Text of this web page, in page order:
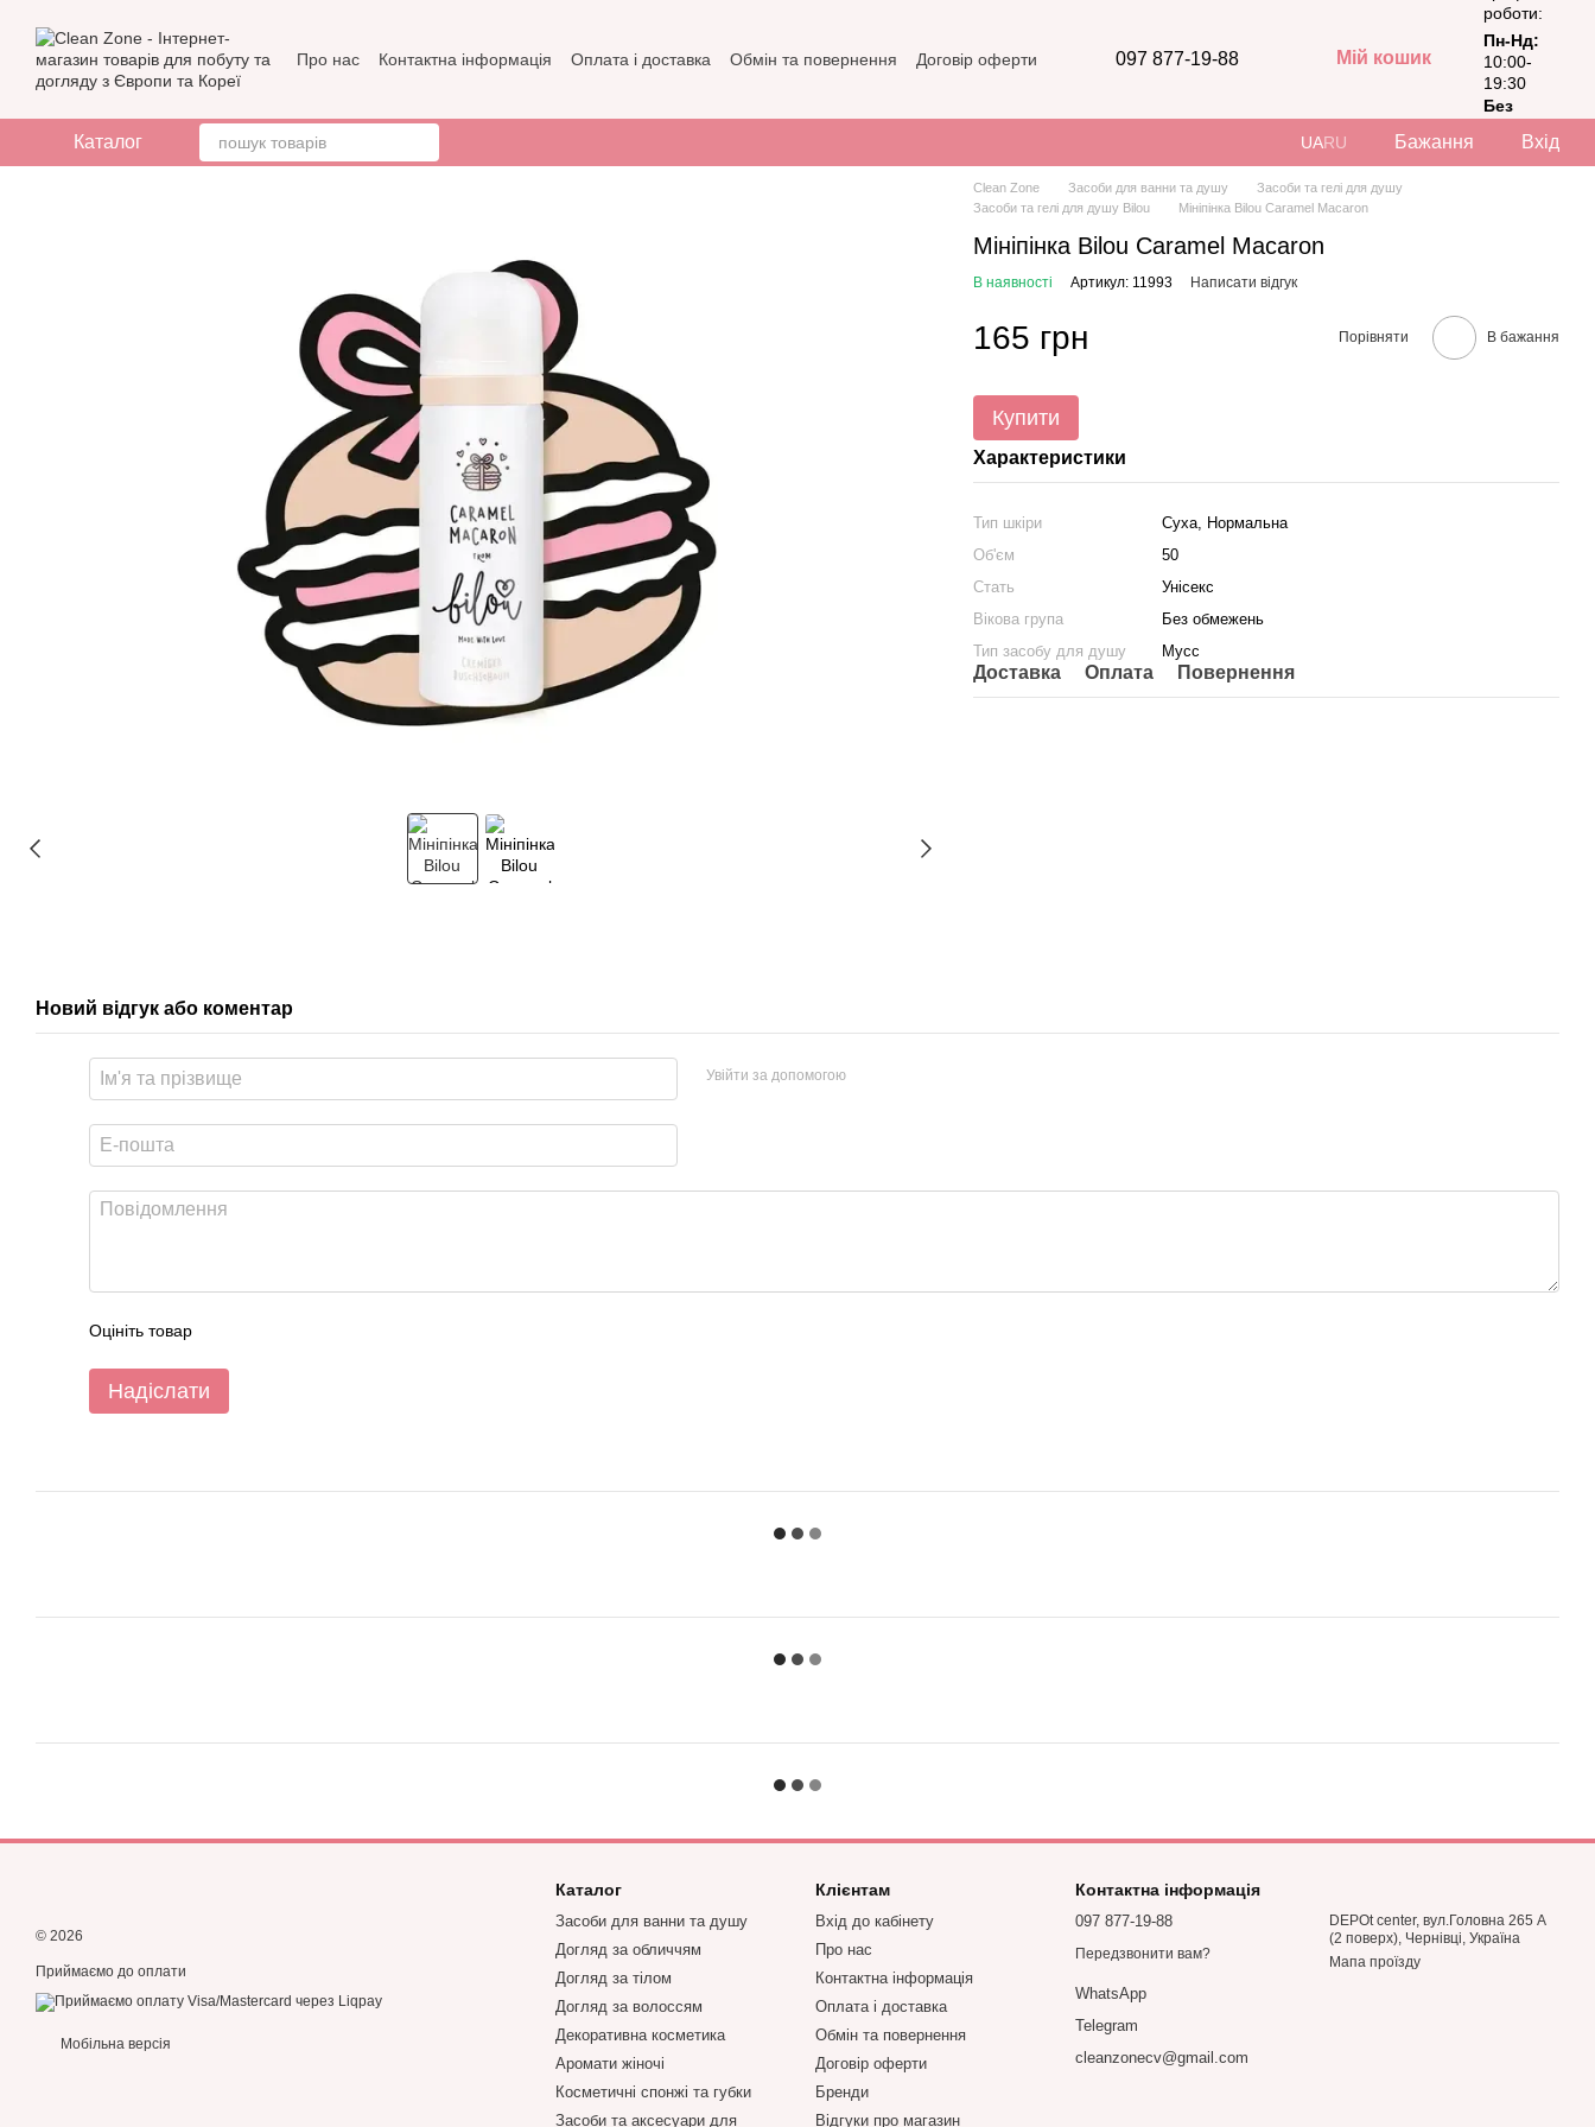
Про нас Контактна інформація Оплата і доставка Обмін та повернення
Договір оферти
097 877-19-88 Мій кошик
роботи:
Пн-Нд:
10:00-
19:30
Без
Каталог UARU Бажання Вхід
Clean Zone Засоби для ванни та душу
Засоби та гелі для душу
Засоби та гелі для душу Bilou
Мініпінка Bilou Caramel Macaron
Мініпінка Bilou Caramel Macaron
В наявності Артикул: 11993 Написати відгук
165 грн Порівняти В бажання
Купити
Характеристики
Тип шкіри
Суха, Нормальна
Об'єм
50
Стать
Унісекс
Вікова група
Без обмежень
Тип засобу для душу
Мусс
Доставка Оплата Повернення
Новий відгук або коментар
Увійти за допомогою
Оцініть товар
Надіслати
© 2026
Приймаємо до оплати
Мобільна версія
Каталог
Засоби для ванни та душу
Догляд за обличчям
Догляд за тілом
Догляд за волоссям
Декоративна косметика
Аромати жіночі
Косметичні спонжі та губки
Засоби та аксесуари для
Клієнтам
Вхід до кабінету
Про нас
Контактна інформація
Оплата і доставка
Обмін та повернення
Договір оферти
Бренди
Відгуки про магазин
Контактна інформація
097 877-19-88
Передзвонити вам?
WhatsApp
Telegram
cleanzonecv@gmail.com
DEPOt center, вул.Головна 265 А
(2 поверх), Чернівці, Україна
Мапа проїзду